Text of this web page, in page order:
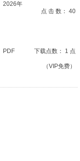
2026年
点 击 数： 40
PDF 下载点数： 1 点
（VIP免费）